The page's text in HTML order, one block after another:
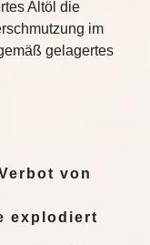
Altöl die
im
gelagertes
von
explodiert